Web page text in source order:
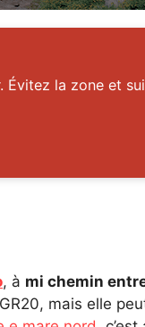
Évitez la zone et
, à mi chemin
mais elle